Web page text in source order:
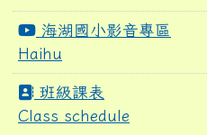
海湖國小影音專區
Haihu
班級課表
Class schedule